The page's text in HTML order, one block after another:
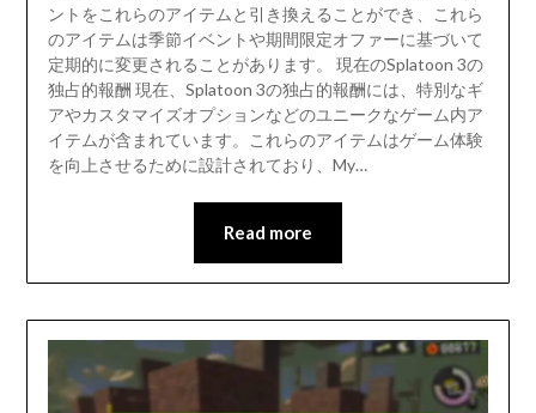
ントをこれらのアイテムと引き換えることができ、これら
のアイテムは季節イベントや期間限定オファーに基づいて
定期的に変更されることがあります。 現在のSplatoon 3の
独占的報酬 現在、Splatoon 3の独占的報酬には、特別なギ
アやカスタマイズオプションなどのユニークなゲーム内ア
イテムが含まれています。これらのアイテムはゲーム体験
を向上させるために設計されており、My…
Read more